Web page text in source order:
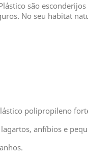
são
No seu habitat
polipropileno
anfíbios e